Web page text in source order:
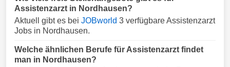
Assistenzarzt in Nordhausen?
Aktuell gibt es bei JOBworld 3 verfügbare Assistenzarzt
Jobs in Nordhausen.
Welche ähnlichen Berufe für Assistenzarzt findet
man in Nordhausen?